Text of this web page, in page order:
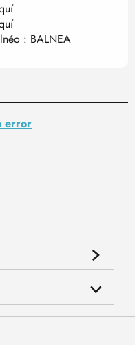
: BALNEA
error